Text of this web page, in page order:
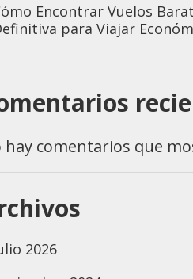
Encontrar Vuelos
para Viajar
hay comentarios que
2026